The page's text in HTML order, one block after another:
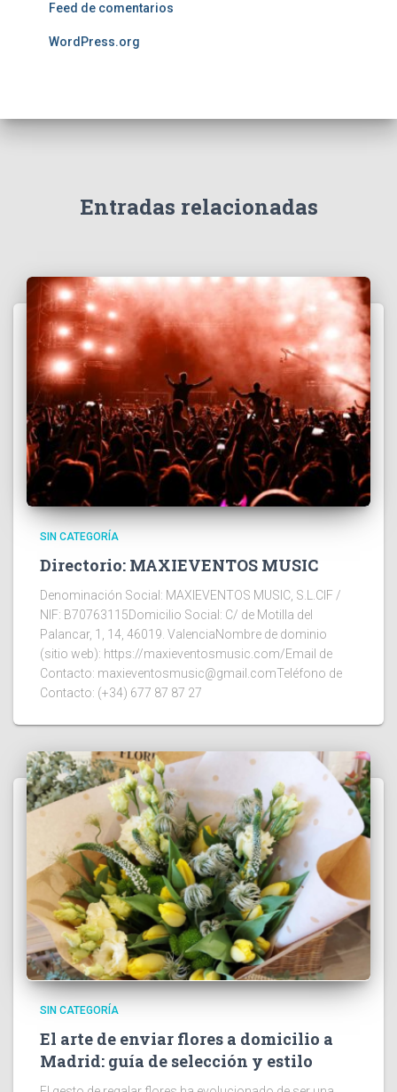
Feed de comentarios
WordPress.org
Entradas relacionadas
SIN CATEGORÍA
Directorio: MAXIEVENTOS MUSIC
Denominación Social: MAXIEVENTOS MUSIC, S.L.CIF /
NIF: B70763115Domicilio Social: C/ de Motilla del
Palancar, 1, 14, 46019. ValenciaNombre de dominio
(sitio web): https://maxieventosmusic.com/Email de
Contacto: maxieventosmusic@gmail.comTeléfono de
Contacto: (+34) 677 87 87 27
SIN CATEGORÍA
El arte de enviar flores a domicilio a
Madrid: guía de selección y estilo